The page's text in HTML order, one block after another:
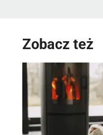
Zobacz też